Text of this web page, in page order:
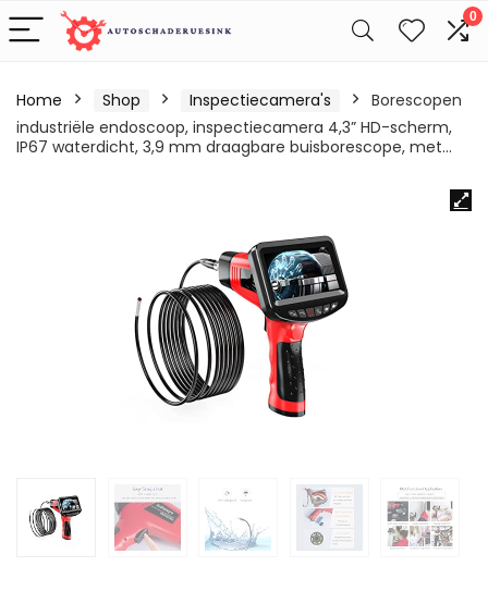
0
Home Shop Inspectiecamera's
Borescopen
industriële endoscoop, inspectiecamera 4,3” HD-scherm,
IP67 waterdicht, 3,9 mm draagbare buisborescope, met…